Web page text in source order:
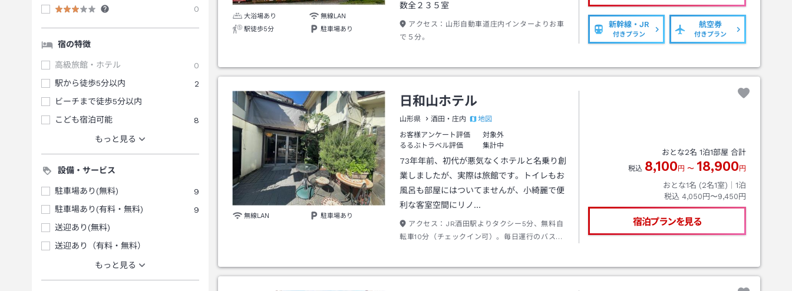
0
宿の特徴
高級旅館・ホテル
0
駅から徒歩5分以内
2
ビーチまで徒歩5分以内
こども宿泊可能
8
もっと見る
設備・サービス
駐車場あり(無料)
9
駐車場あり(有料・無料)
9
送迎あり(無料)
送迎あり（有料・無料）
もっと見る
大浴場あり
無線LAN
駅徒歩5分
駐車場あり
数全２３５室
アクセス： 山形自動車道庄内インターよりお車
で５分。
新幹線・JR
付きプラン
航空券
付きプラン
無線LAN 駐車場あり
日和山ホテル
山形県 酒田・庄内
地図
お客様アンケート評価
対象外
るるぶトラベル評価
集計中
73年年前、初代が悪気なくホテルと名乗り創
業しましたが、実際は旅館です。トイレもお
風呂も部屋にはついてませんが、小綺麗で便
利な客室空間にリノ…
アクセス： JR酒田駅よりタクシー5分、無料自
転車10分（チェックイン可）。毎日運行のバス大
17：50、駅行9：33／11：38／12：53／14：13／
おとな2名 1泊1部屋 合計
税込 8,100 円 〜 18,900 円
おとな1名 (2名1室)｜ 1泊
税込 4,050円〜9,450円
宿泊プランを見る